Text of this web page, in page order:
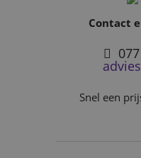
Contact
Snel een